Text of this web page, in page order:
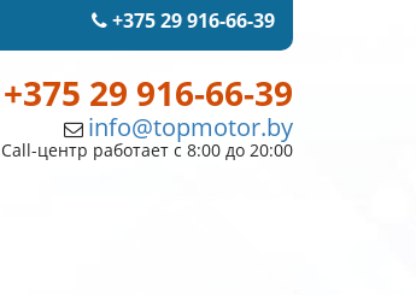
+375 29 916-66-39
+375 29 916-66-39
info@topmotor.by
Call-центр работает с 8:00 до 20:00